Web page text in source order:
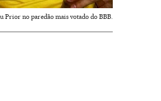
Prior no paredão mais votado do BBB.